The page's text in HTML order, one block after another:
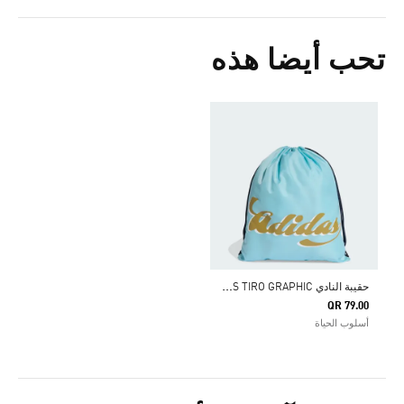
تحب أيضا هذه
ح
قيبة النادي ADIDAS TIRO GRAPHIC
QR 79.00
أسلوب الحياة